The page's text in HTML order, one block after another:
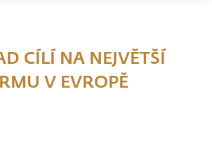
CÍLÍ NA NEJVĚTŠÍ
V EVROPĚ